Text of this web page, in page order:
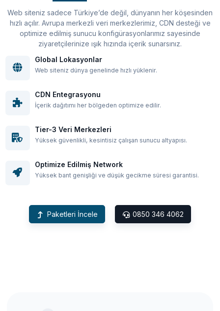
Web siteniz sadece Türkiye’de değil, dünyanın her köşesinden
hızlı açılır. Avrupa merkezli veri merkezlerimiz, CDN desteği ve
optimize edilmiş sunucu konfigürasyonlarımız sayesinde
ziyaretçilerinize ışık hızında içerik sunarsınız.
Global Lokasyonlar
Web siteniz dünya genelinde hızlı yüklenir.
CDN Entegrasyonu
İçerik dağıtımı her bölgeden optimize edilir.
Tier-3 Veri Merkezleri
Yüksek güvenlikli, kesintisiz çalışan sunucu altyapısı.
Optimize Edilmiş Network
Yüksek bant genişliği ve düşük gecikme süresi garantisi.
Paketleri İncele 0850 346 4062